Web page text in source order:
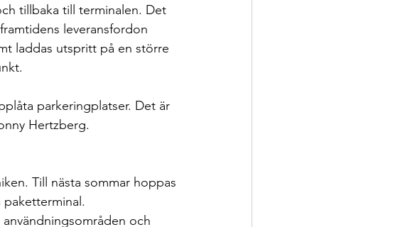
tillbaka till terminalen. Det
leveransfordon
laddas utspritt på en större
parkeringplatser. Det är
Hertzberg.
Till nästa sommar hoppas
och